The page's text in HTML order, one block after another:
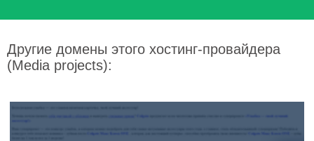
Другие домены этого хостинг-провайдера
(Media projects):